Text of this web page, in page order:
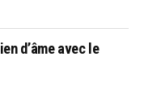
d’âme avec le